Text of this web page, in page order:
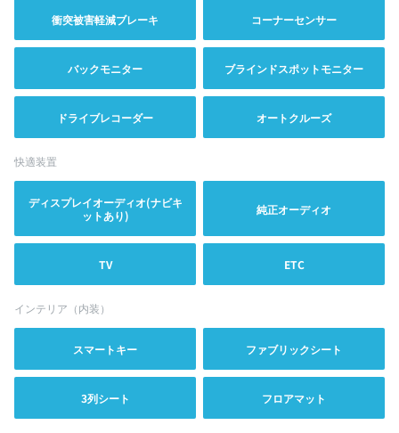
衝突被害軽減ブレーキ コーナーセンサー
バックモニター ブラインドスポットモニター
ドライブレコーダー オートクルーズ
快適装置
ディスプレイオーディオ(ナビキ
ットあり)
純正オーディオ
TV ETC
インテリア（内装）
スマートキー ファブリックシート
3列シート フロアマット